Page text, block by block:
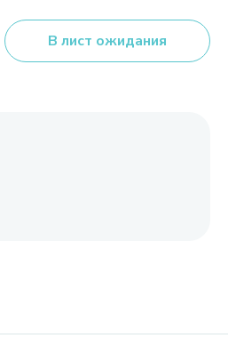
В лист ожидания